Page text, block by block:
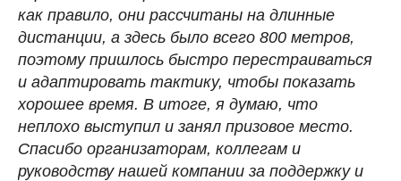
как правило, они рассчитаны на длинные
дистанции, а здесь было всего 800 метров,
поэтому пришлось быстро перестраиваться
и адаптировать тактику, чтобы показать
хорошее время. В итоге, я думаю, что
неплохо выступил и занял призовое место.
Спасибо организаторам, коллегам и
руководству нашей компании за поддержку и